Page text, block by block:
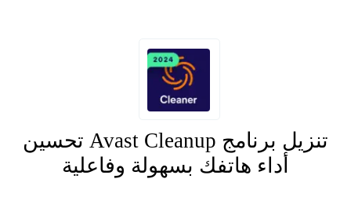
تنزيل برنامج Avast Cleanup تحسين
أداء هاتفك بسهولة وفاعلية